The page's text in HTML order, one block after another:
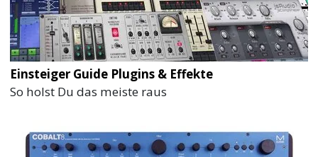
Einsteiger Guide Plugins & Effekte
So holst Du das meiste raus